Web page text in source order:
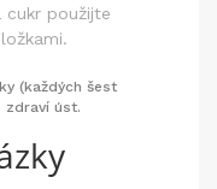
cukr použijte
(každých šest
úst.